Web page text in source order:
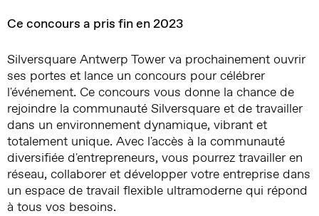
Ce concours a pris fin en 2023
Silversquare Antwerp Tower va prochainement ouvrir
ses portes et lance un concours pour célébrer
l'événement. Ce concours vous donne la chance de
rejoindre la communauté Silversquare et de travailler
dans un environnement dynamique, vibrant et
totalement unique. Avec l'accès à la communauté
diversifiée d'entrepreneurs, vous pourrez travailler en
réseau, collaborer et développer votre entreprise dans
un espace de travail flexible ultramoderne qui répond
à tous vos besoins.